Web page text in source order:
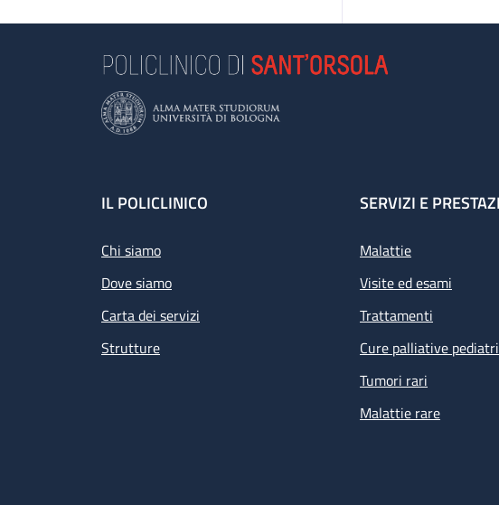
Footer
IL POLICLINICO
Chi siamo
Dove siamo
Carta dei servizi
Strutture
SERVIZI E
Malattie
Visite ed esami
Trattamenti
Cure palliative
Tumori rari
Malattie rare